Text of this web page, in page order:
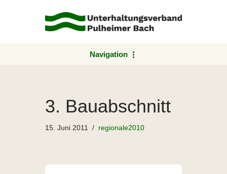
Navigation
3. Bauabschnitt
15. Juni 2011 regionale2010